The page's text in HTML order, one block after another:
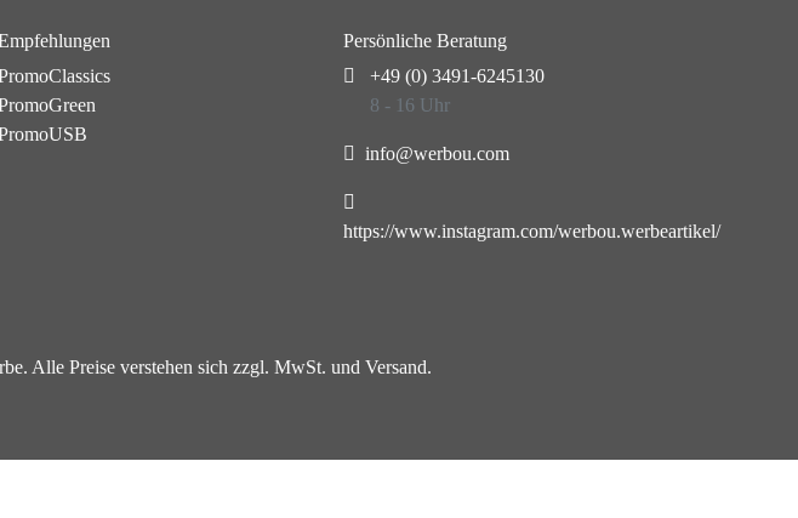
Persönliche Beratung
+49 (0) 3491-6245130
8 - 16 Uhr
info@werbou.com
https://www.instagram.com/werbou.werbeartikel/
Alle Preise verstehen sich zzgl. MwSt. und Versand.